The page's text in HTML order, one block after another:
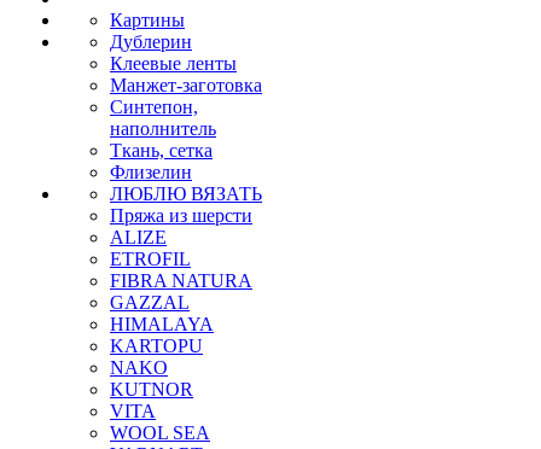
Картины
Дублерин
Клеевые ленты
Манжет-заготовка
Синтепон,
наполнитель
Ткань, сетка
Флизелин
ЛЮБЛЮ ВЯЗАТЬ
Пряжа из шерсти
ALIZE
ETROFIL
FIBRA NATURA
GAZZAL
HIMALAYA
KARTOPU
NAKO
KUTNOR
VITA
WOOL SEA